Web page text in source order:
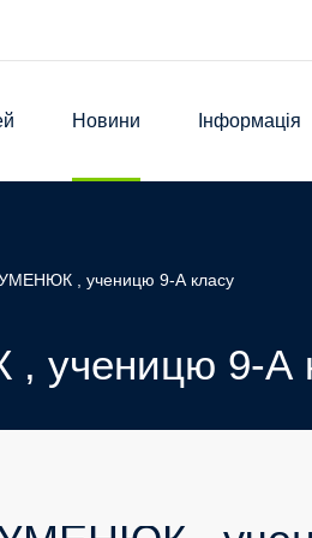
Новини Інформація
, ученицю 9-А класу
, ученицю 9-А